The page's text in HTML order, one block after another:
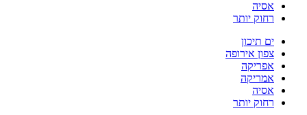
אסיה
רחוק יותר
ים תיכון
צפון אירופה
אפריקה
אמריקה
אסיה
רחוק יותר